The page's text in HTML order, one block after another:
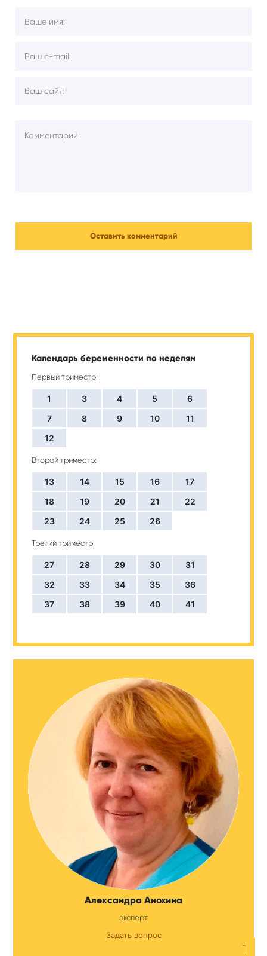
Календарь беременности по неделям
Первый триместр:
1 3 4 5
6
7
8 9 10
11
12
Второй триместр:
13 14 15 16
17
18
19 20 21
22
23
24 25 26
Третий триместр:
27 28 29 30
31
32
33 34 35
36
37
38 39 40 41
Александра Анохина
эксперт
Задать вопрос
⟵